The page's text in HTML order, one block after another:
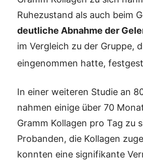
Ruhezustand als auch beim
deutliche Abnahme der
im Vergleich zu der Gruppe,
eingenommen hatte,
In einer weiteren Studie an
nahmen einige über 70
Gramm Kollagen pro Tag zu
Probanden, die Kollagen
konnten eine signifikante